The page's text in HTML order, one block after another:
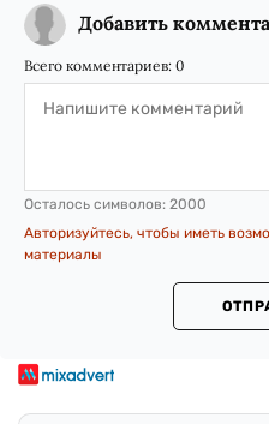
Добавить
Всего комментариев: 0
Осталось символов: 2000
Авторизуйтесь, чтобы иметь
материалы